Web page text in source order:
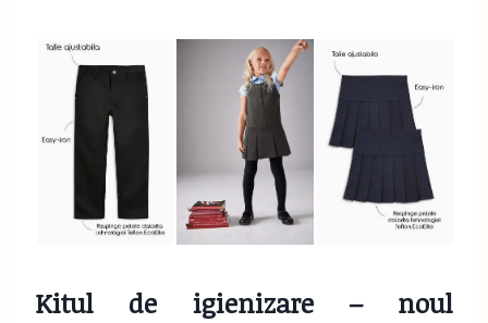
Kitul de igienizare – noul